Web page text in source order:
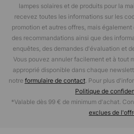
lampes solaires et de produits pour la
recevez toutes les informations sur les
promotion et autres offres, mais
des recommandations ainsi que des
enquêtes, des demandes d'évaluation et
Vous pouvez annuler facilement et à tout
approprié disponible dans chaque
notre formulaire de contact. Pour plus
Politique de
*Valable dès 99 € de minimum d'achat.
exclues de